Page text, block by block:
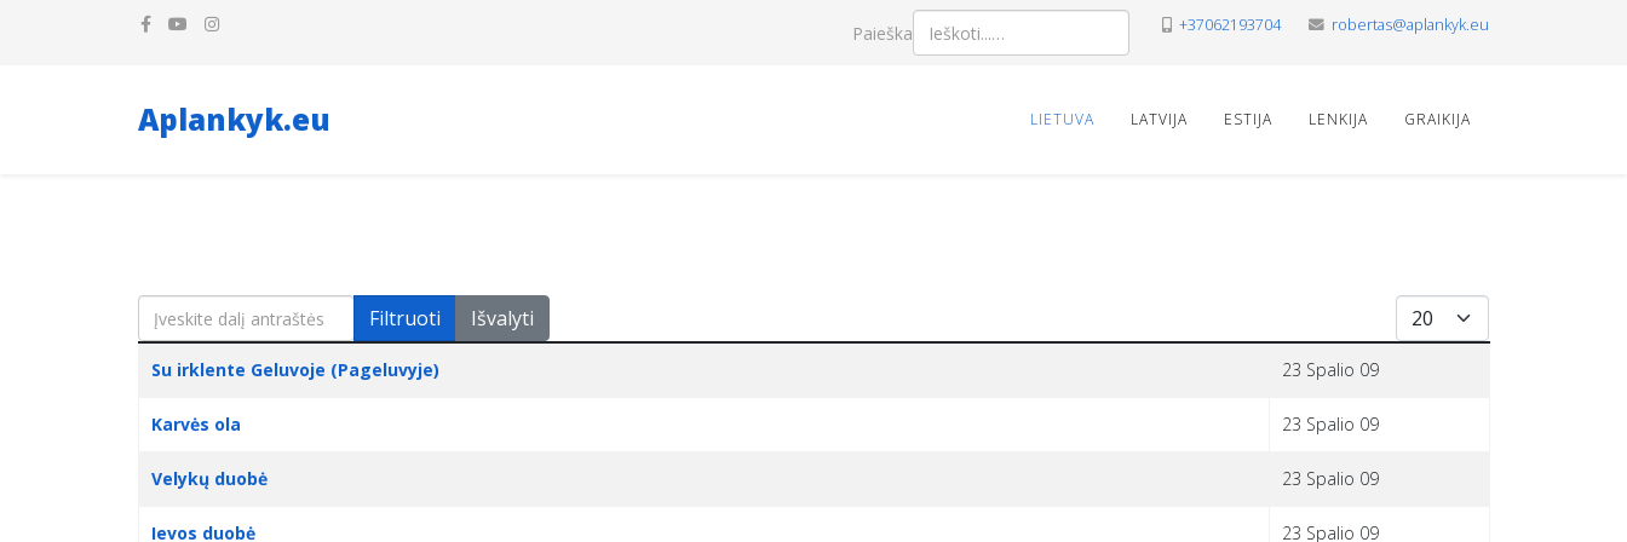
Paieška +37062193704 robertas@aplankyk.eu
Aplankyk.eu LIETUVA LATVIJA ESTIJA LENKIJA GRAIKIJA
Įveskite dalį antraštės Filtruoti Išvalyti Rodyti po
Pavadinimas Sukūrimo data
Su irklente Geluvoje (Pageluvyje) 23 Spalio 09
Karvės ola 23 Spalio 09
Velykų duobė 23 Spalio 09
Ievos duobė 23 Spalio 09